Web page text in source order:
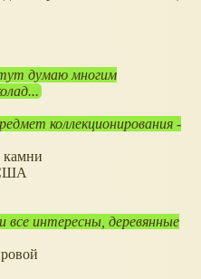
думаю многим
коллекционирования -
камни
все интересны, деревянные